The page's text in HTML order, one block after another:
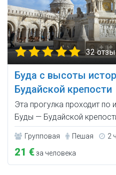
32
Буда с высоты
Будайской крепости
Эта прогулка проходит по
Буды — Будайской
Групповая Пешая 2
21 €за человека